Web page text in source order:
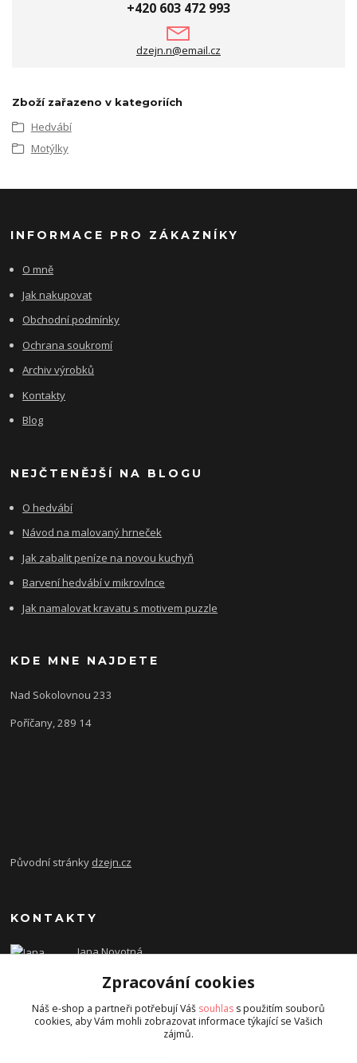
+420 603 472 993
dzejn.n@email.cz
Zboží zařazeno v kategoriích
Hedvábí
Motýlky
INFORMACE PRO ZÁKAZNÍKY
O mně
Jak nakupovat
Obchodní podmínky
Ochrana soukromí
Archiv výrobků
Kontakty
Blog
NEJČTENĚJŠÍ NA BLOGU
O hedvábí
Návod na malovaný hrneček
Jak zabalit peníze na novou kuchyň
Barvení hedvábí v mikrovlnce
Jak namalovat kravatu s motivem puzzle
KDE MNE NAJDETE
Nad Sokolovnou 233
Poříčany, 289 14
Původní stránky dzejn.cz
KONTAKTY
Jana Novotná
dzejn.n@email.cz
Zpracování cookies
Náš e-shop a partneři potřebují Váš souhlas s použitím souborů
cookies, aby Vám mohli zobrazovat informace týkající se Vašich
zájmů.